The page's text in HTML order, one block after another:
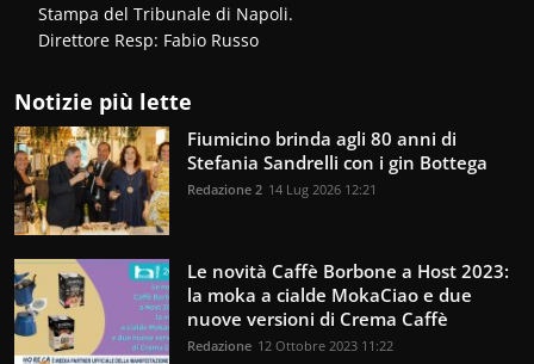
Stampa del Tribunale di Napoli.
Direttore Resp: Fabio Russo
Notizie più lette
Fiumicino brinda agli 80 anni di
Stefania Sandrelli con i gin Bottega
Redazione 2 14 Lug 2026 12:21
Le novità Caffè Borbone a Host 2023:
la moka a cialde MokaCiao e due
nuove versioni di Crema Caffè
Redazione 12 Ottobre 2023 11:22